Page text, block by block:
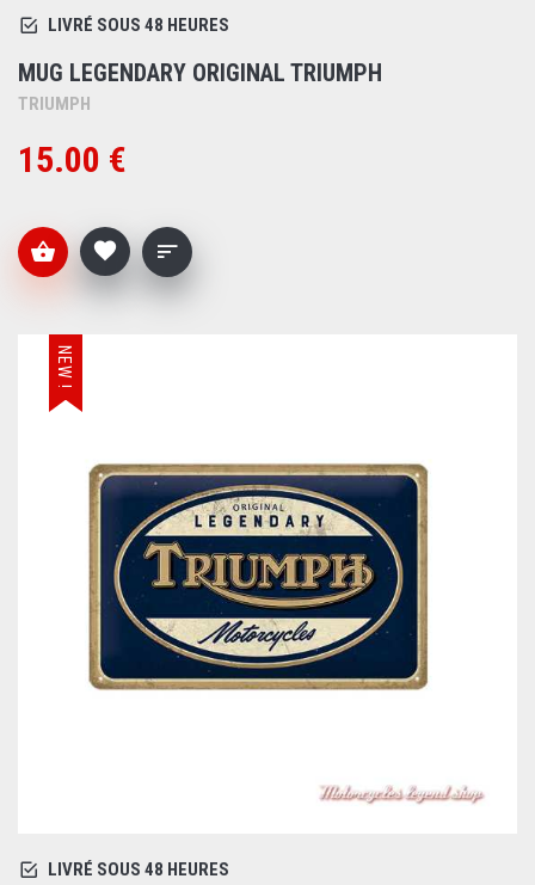
LIVRÉ SOUS 48 HEURES
MUG LEGENDARY ORIGINAL TRIUMPH
TRIUMPH
15.00 €
NEW !
LIVRÉ SOUS 48 HEURES